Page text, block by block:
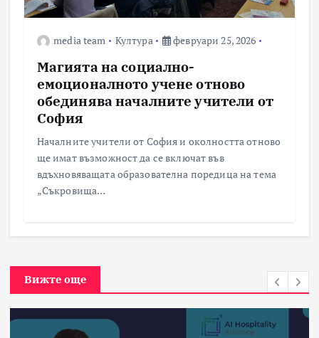
media team Култура февруари 25, 2026
Магията на социално-
емоционалното учене отново
обединява началните учители от
София
Началните учители от София и околността отново
ще имат възможност да се включат във
вдъхновяващата образователна поредица на тема
„Съкровища…
Вижте още